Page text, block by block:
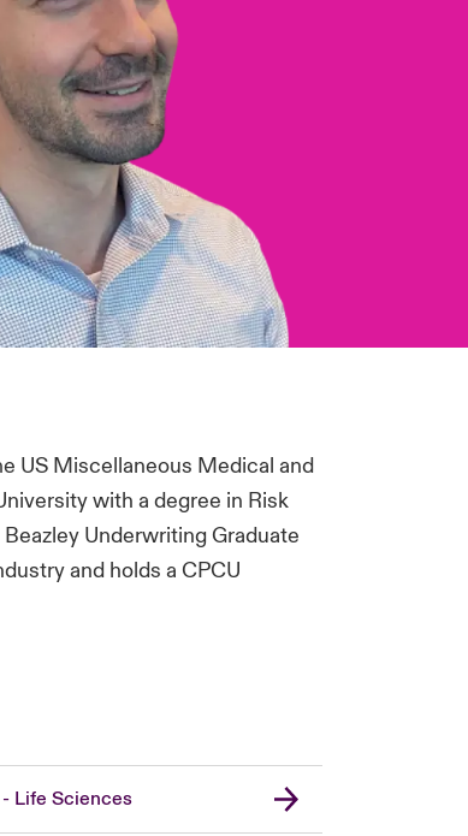
US Miscellaneous Medical and
with a degree in Risk
Underwriting Graduate
and holds a CPCU
Life Sciences